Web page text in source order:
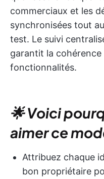
commerciaux et les
synchronisées tout
test. Le suivi
garantit la
fonctionnalités.
🌟 Voici
aimer ce
Attribuez chaque
bon propriétaire